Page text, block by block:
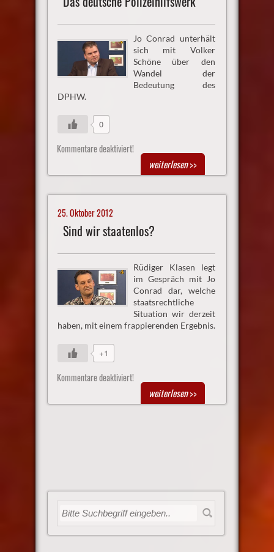
Jo Conrad unterhält
sich mit Volker
Schöne über den
Wandel der
Bedeutung des
DPHW.
0
Kommentare deaktiviert!
weiterlesen>>
25. Oktober 2012
Sind wir staatenlos?
Rüdiger Klasen legt
im Gespräch mit Jo
Conrad dar, welche
staatsrechtliche
Situation wir derzeit
haben, mit einem frappierenden Ergebnis.
+1
Kommentare deaktiviert!
weiterlesen>>